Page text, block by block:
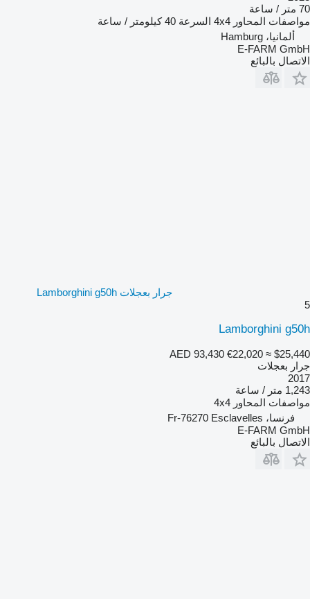
70 متر / ساعة
مواصفات المحاور 4x4 السرعة 40 كيلومتر / ساعة
ألمانيا، Hamburg
E-FARM GmbH
الاتصال بالبائع
جرار بعجلات Lamborghini g50h
5
Lamborghini g50h
AED 93,430 €22,020 ≈ $25,440
جرار بعجلات
2017
1,243 متر / ساعة
مواصفات المحاور 4x4
فرنسا، Fr-76270 Esclavelles
E-FARM GmbH
الاتصال بالبائع